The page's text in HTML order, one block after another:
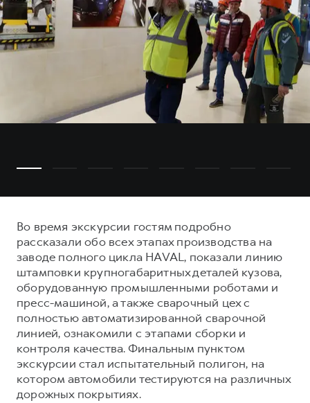
Во время экскурсии гостям подробно
рассказали обо всех этапах производства на
заводе полного цикла HAVAL, показали линию
штамповки крупногабаритных деталей кузова,
оборудованную промышленными роботами и
пресс-машиной, а также сварочный цех с
полностью автоматизированной сварочной
линией, ознакомили с этапами сборки и
контроля качества. Финальным пунктом
экскурсии стал испытательный полигон, на
котором автомобили тестируются на различных
дорожных покрытиях.